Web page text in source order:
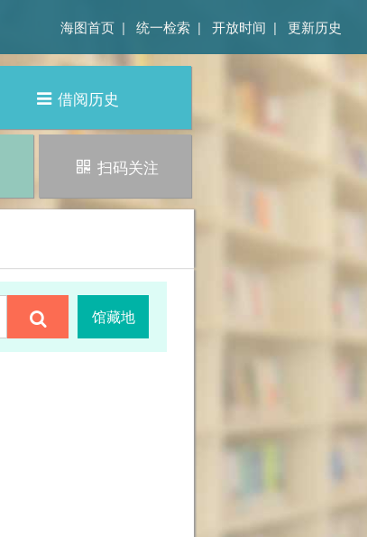
海图首页 | 统一检索 | 开放时间 | 更新历史
借阅历史
扫码关注
馆藏地